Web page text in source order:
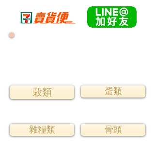
穀類 蛋類
雜糧類 骨頭